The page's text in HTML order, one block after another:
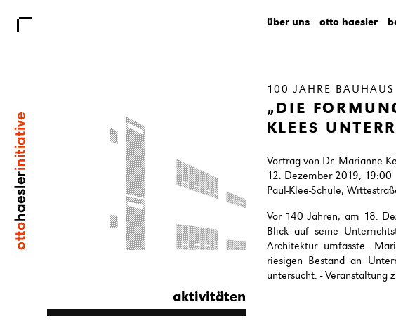
aktivitäten
über uns otto haesler
100 JAHRE BAUHAUS
„DIE
KLEES
Vortrag von Dr. Marianne
12. Dezember 2019, 19:00
Paul-Klee-Schule,
Vor 140 Jahren, am 18.
Blick auf seine
Architektur umfasste.
riesigen Bestand an
untersucht. - Veranstaltung